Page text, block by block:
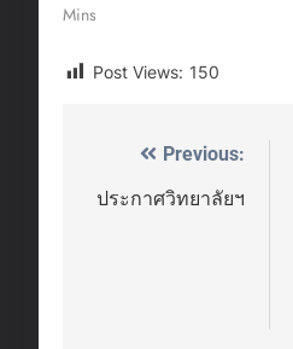
Mins
Post Views: 150
Post
navigation
Previous:
ประกาศวิทยาลัยฯ